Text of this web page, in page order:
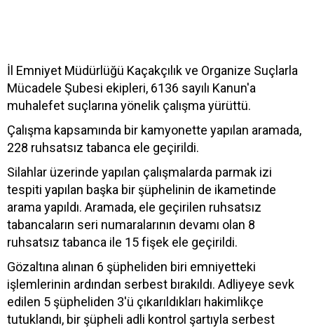
İl Emniyet Müdürlüğü Kaçakçılık ve Organize Suçlarla
Mücadele Şubesi ekipleri, 6136 sayılı Kanun'a
muhalefet suçlarına yönelik çalışma yürüttü.
Çalışma kapsamında bir kamyonette yapılan aramada,
228 ruhsatsız tabanca ele geçirildi.
Silahlar üzerinde yapılan çalışmalarda parmak izi
tespiti yapılan başka bir şüphelinin de ikametinde
arama yapıldı. Aramada, ele geçirilen ruhsatsız
tabancaların seri numaralarının devamı olan 8
ruhsatsız tabanca ile 15 fişek ele geçirildi.
Gözaltına alınan 6 şüpheliden biri emniyetteki
işlemlerinin ardından serbest bırakıldı. Adliyeye sevk
edilen 5 şüpheliden 3'ü çıkarıldıkları hakimlikçe
tutuklandı, bir şüpheli adli kontrol şartıyla serbest